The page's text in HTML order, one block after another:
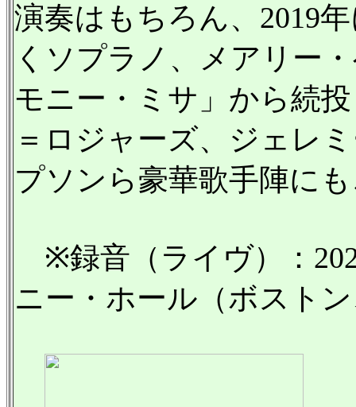
演奏はもちろん、2019
くソプラノ、メアリー
モニー・ミサ」から続
＝ロジャーズ、ジェレ
プソンら豪華歌手陣に
※録音（ライヴ）：
ニー・ホール（ボスト